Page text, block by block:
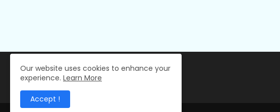
Our website uses cookies to enhance your
experience. Learn More
Accept !